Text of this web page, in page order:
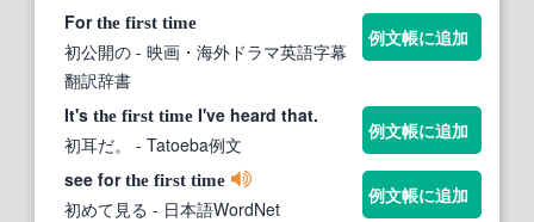
Forthe first time
初公開の - 映画・海外ドラマ英語字幕
翻訳辞書
例文帳に追加
It's the first time I've heard that.
初耳だ。
- Tatoeba例文
例文帳に追加
see forthe first time
初めて見る - 日本語WordNet
例文帳に追加